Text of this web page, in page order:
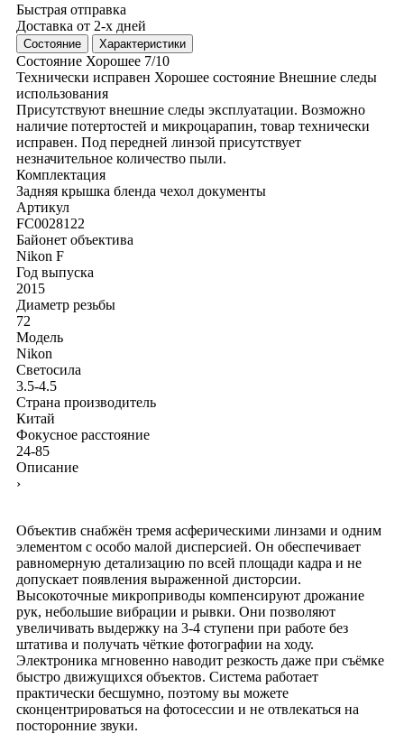
Быстрая отправка
Доставка от 2-х дней
Состояние Характеристики
Состояние Хорошее 7/10
Технически исправен Хорошее состояние Внешние следы
использования
Присутствуют внешние следы эксплуатации. Возможно
наличие потертостей и микроцарапин, товар технически
исправен. Под передней линзой присутствует
незначительное количество пыли.
Комплектация
Задняя крышка бленда чехол документы
Артикул
FC0028122
Байонет объектива
Nikon F
Год выпуска
2015
Диаметр резьбы
72
Модель
Nikon
Светосила
3.5-4.5
Страна производитель
Китай
Фокусное расстояние
24-85
Описание
›
Объектив снабжён тремя асферическими линзами и одним
элементом с особо малой дисперсией. Он обеспечивает
равномерную детализацию по всей площади кадра и не
допускает появления выраженной дисторсии.
Высокоточные микроприводы компенсируют дрожание
рук, небольшие вибрации и рывки. Они позволяют
увеличивать выдержку на 3-4 ступени при работе без
штатива и получать чёткие фотографии на ходу.
Электроника мгновенно наводит резкость даже при съёмке
быстро движущихся объектов. Система работает
практически бесшумно, поэтому вы можете
сконцентрироваться на фотосессии и не отвлекаться на
посторонние звуки.